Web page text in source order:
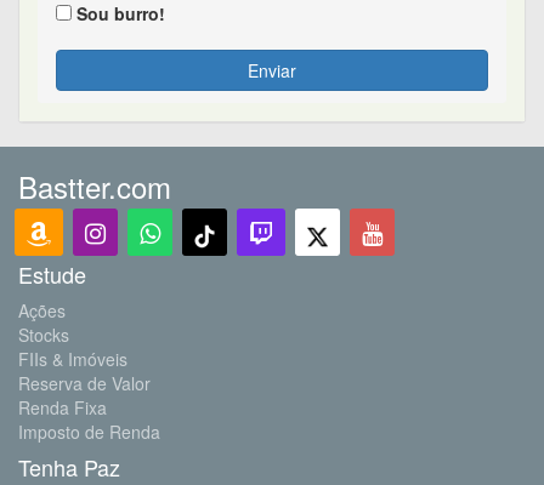
Sou burro!
Enviar
Bastter.com
Estude
Ações
Stocks
FIIs & Imóveis
Reserva de Valor
Renda Fixa
Imposto de Renda
Tenha Paz